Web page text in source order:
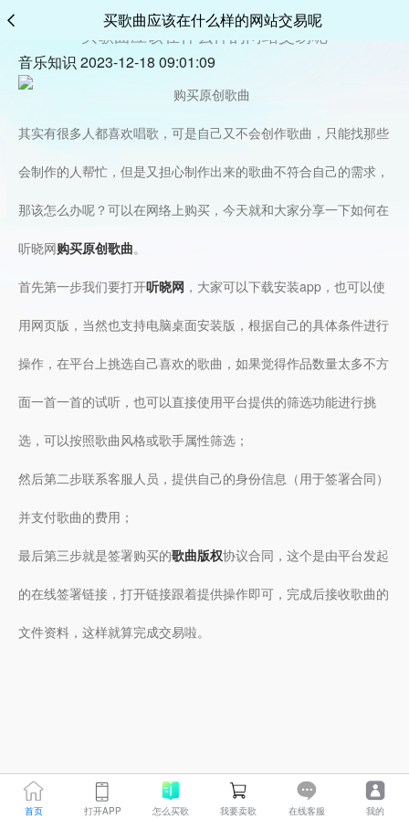
买歌曲应该在什么样的网站交易呢
买歌曲应该在什么样的网站交易呢
音乐知识 2023-12-18 09:01:09
其实有很多人都喜欢唱歌，可是自己又不会创作歌曲，只能找那些
会制作的人帮忙，但是又担心制作出来的歌曲不符合自己的需求，
那该怎么办呢？可以在网络上购买，今天就和大家分享一下如何在
听晓网购买原创歌曲。
首先第一步我们要打开听晓网 ，大家可以下载安装app，也可以使
用网页版，当然也支持电脑桌面安装版，根据自己的具体条件进行
操作，在平台上挑选自己喜欢的歌曲，如果觉得作品数量太多不方
面一首一首的试听，也可以直接使用平台提供的筛选功能进行挑
选，可以按照歌曲风格或歌手属性筛选；
然后第二步联系客服人员，提供自己的身份信息（用于签署合同）
并支付歌曲的费用；
最后第三步就是签署购买的歌曲版权协议合同，这个是由平台发起
的在线签署链接，打开链接跟着提供操作即可，完成后接收歌曲的
文件资料，这样就算完成交易啦。
首页 打开APP 怎么买歌 我要卖歌 在线客服 我的